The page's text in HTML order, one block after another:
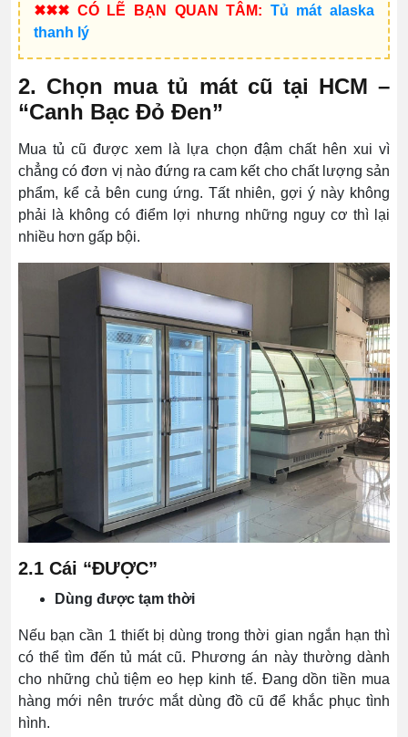
✖✖✖ CÓ LẼ BẠN QUAN TÂM: Tủ mát alaska
thanh lý
2. Chọn mua tủ mát cũ tại HCM –
“Canh Bạc Đỏ Đen”
Mua tủ cũ được xem là lựa chọn đậm chất hên xui vì
chẳng có đơn vị nào đứng ra cam kết cho chất lượng sản
phẩm, kể cả bên cung ứng. Tất nhiên, gợi ý này không
phải là không có điểm lợi nhưng những nguy cơ thì lại
nhiều hơn gấp bội.
2.1 Cái “ĐƯỢC”
Dùng được tạm thời
Nếu bạn cần 1 thiết bị dùng trong thời gian ngắn hạn thì
có thể tìm đến tủ mát cũ. Phương án này thường dành
cho những chủ tiệm eo hẹp kinh tế. Đang dồn tiền mua
hàng mới nên trước mắt dùng đồ cũ để khắc phục tình
hình.